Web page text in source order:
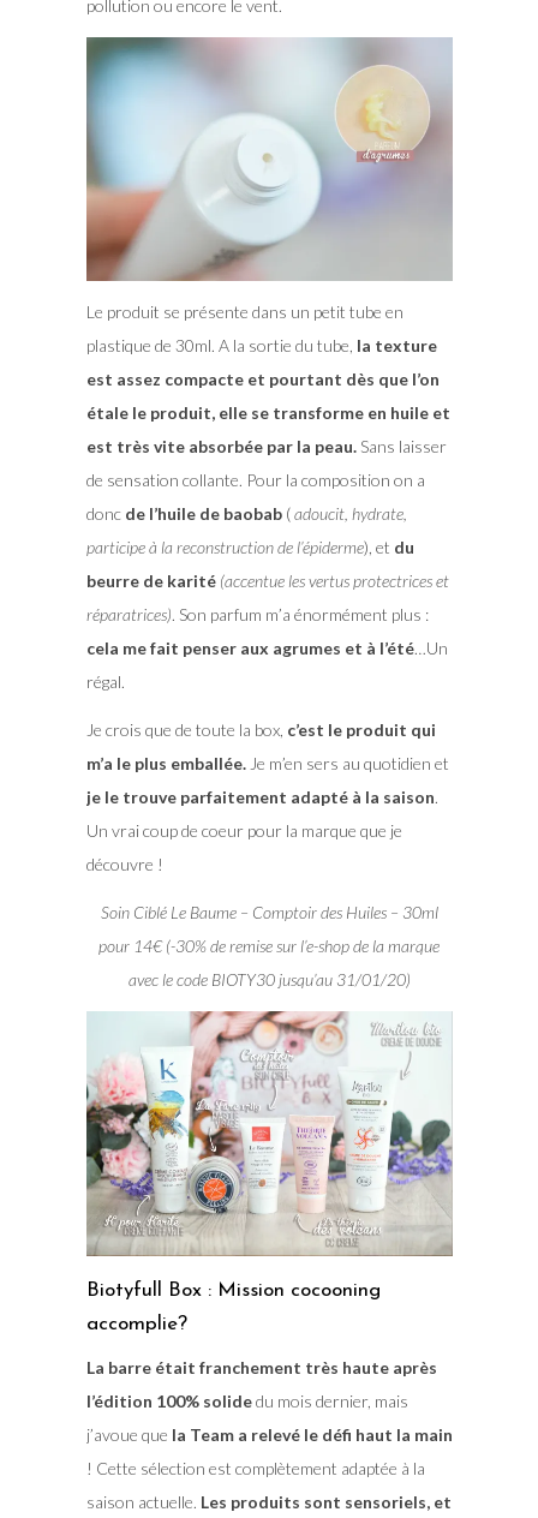
pollution ou encore le vent.
Le produit se présente dans un petit tube en
plastique de 30ml. A la sortie du tube, la texture
est assez compacte et pourtant dès que l’on
étale le produit, elle se transforme en huile et
est très vite absorbée par la peau.Sans laisser
de sensation collante. Pour la composition on a
donc de l’huile de baobab(adoucit, hydrate,
participe à la reconstruction de l’épiderme), et du
beurre de karité (accentue les vertus protectrices et
réparatrices). Son parfum m’a énormément plus :
cela me fait penser aux agrumes et à l’été…Un
régal.
Je crois que de toute la box, c’est le produit qui
m’a le plus emballée.Je m’en sers au quotidien et
je le trouve parfaitement adapté à la saison.
Un vrai coup de coeur pour la marque que je
découvre !
Soin Ciblé Le Baume – Comptoir des Huiles – 30ml
pour 14€ (-30% de remise sur l’e-shop de la marque
avec le code BIOTY30 jusqu’au 31/01/20)
Biotyfull Box : Mission cocooning
accomplie?
La barre était franchement très haute après
l’édition 100% solidedu mois dernier, mais
j’avoue que la Team a relevé le défi haut la main
! Cette sélection est complètement adaptée à la
saison actuelle. Les produits sont sensoriels, et